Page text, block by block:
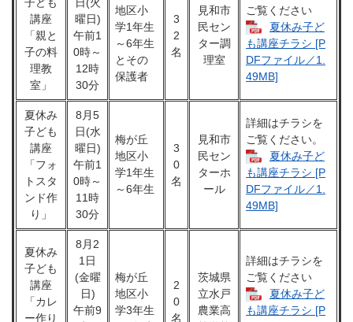
講座
「親と
子の料
理教
室」
曜日)
午前1
0時～
12時
30分
地区小
学1年生
～6年生
とその
保護者
3
2
名
見和市
民セン
ター調
理室
ご覧ください
夏休み子ど
も講座チラシ [P
DFファイル／1.
49MB]
夏休み
子ども
講座
「フォ
トスタ
ンド作
り」
8月5
日(水
曜日)
午前1
0時～
11時
30分
梅が丘
地区小
学1年生
～6年生
3
0
名
見和市
民セン
ターホ
ール
詳細はチラシを
ご覧ください。
夏休み子ど
も講座チラシ [P
DFファイル／1.
49MB]
夏休み
子ども
講座
「カレ
ー作り
8月2
1日
(金曜
日)
午前9
梅が丘
地区小
学3年生
2
0
名
茨城県
立水戸
農業高
詳細はチラシを
ご覧ください
夏休み子ど
も講座チラシ [P